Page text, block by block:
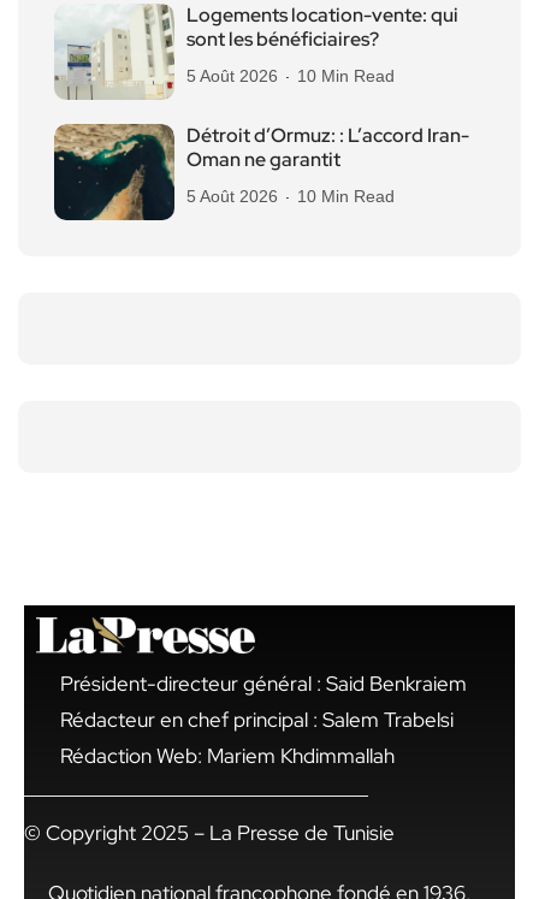
Logements location-vente: qui
sont les bénéficiaires?
5 Août 2026 10 Min Read
Détroit d’Ormuz: : L’accord Iran-
Oman ne garantit
5 Août 2026 10 Min Read
Président-directeur général : Said Benkraiem
Rédacteur en chef principal : Salem Trabelsi
Rédaction Web: Mariem Khdimmallah
© Copyright 2025 – La Presse de Tunisie
Quotidien national francophone fondé en 1936,